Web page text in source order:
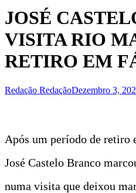
JOSÉ
VISITA RIO
RETIRO EM
Redação RedaçãoDezembro 3,
Após um período de retiro
José Castelo Branco
numa visita que deixou